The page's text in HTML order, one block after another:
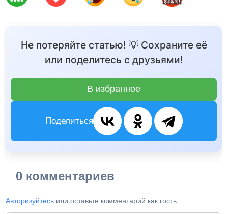
Не потеряйте статью! 💡 Сохраните её
или поделитесь с друзьями!
В избранное
Поделиться
0 комментариев
Авторизуйтесь или оставьте комментарий как гость